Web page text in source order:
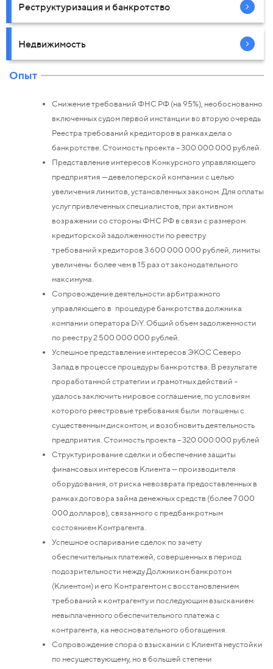
Реструктуризация и банкротство
Недвижимость
Опыт
Снижение требований ФНС РФ (на 95%), необоснованно
включенных судом первой инстанции во вторую очередь
Реестра требований кредиторов в рамках дела о
банкротстве. Стоимость проекта – 300 000 000 рублей.
Представление интересов Конкурсного управляющего
предприятия — девелоперской компании с целью
увеличения лимитов, установленных законом. Для оплаты
услуг привлеченных специалистов, при активном
возражении со стороны ФНС РФ в связи с размером
кредиторской задолженности по реестру
требований кредиторов 3 600 000 000 рублей, лимиты
увеличены более чем в 15 раз от законодательного
максимума.
Сопровождение деятельности арбитражного
управляющего в процедуре банкротства должника
компании оператора DiY. Общий объем задолженности
по реестру 2 500 000 000 рублей.
Успешное представление интересов ЭКОС Северо
Запад в процессе процедуры банкротства. В результате
проработанной стратегии и грамотных действий –
удалось заключить мировое соглашение, по условиям
которого реестровые требования были погашены с
существенным дисконтом, и возобновить деятельность
предприятия. Стоимость проекта – 320 000 000 рублей
Структурирование сделки и обеспечение защиты
финансовых интересов Клиента — производителя
оборудования, от риска невозврата предоставленных в
рамках договора займа денежных средств (более 7 000
000 долларов), связанного с предбанкротным
состоянием Контрагента.
Успешное оспаривание сделок по зачету
обеспечительных платежей, совершенных в период
подозрительности между Должником банкротом
(Клиентом) и его Контрагентом с восстановлением
требований к контрагенту и последующим взысканием
невыплаченного обеспечительного платежа с
контрагента, ка неосновательного обогащения.
Сопровождение спора о взыскании с Клиента неустойки
по несуществующему, но в большей степени